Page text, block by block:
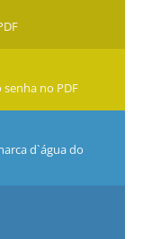
no PDF
d`água do